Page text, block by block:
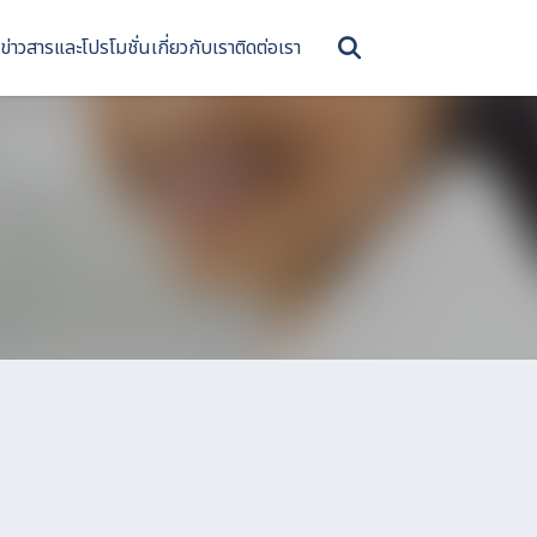
ข่าวสารและโปรโมชั่นเกี่ยวกับเราติดต่อเรา